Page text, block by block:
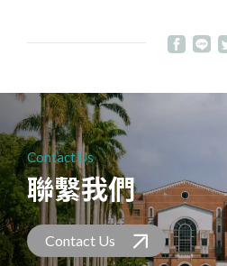
Contact Us
聯繫我們
Contact Us